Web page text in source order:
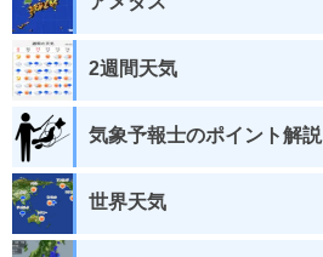
2週間天気
気象予報士のポイント解説
世界天気